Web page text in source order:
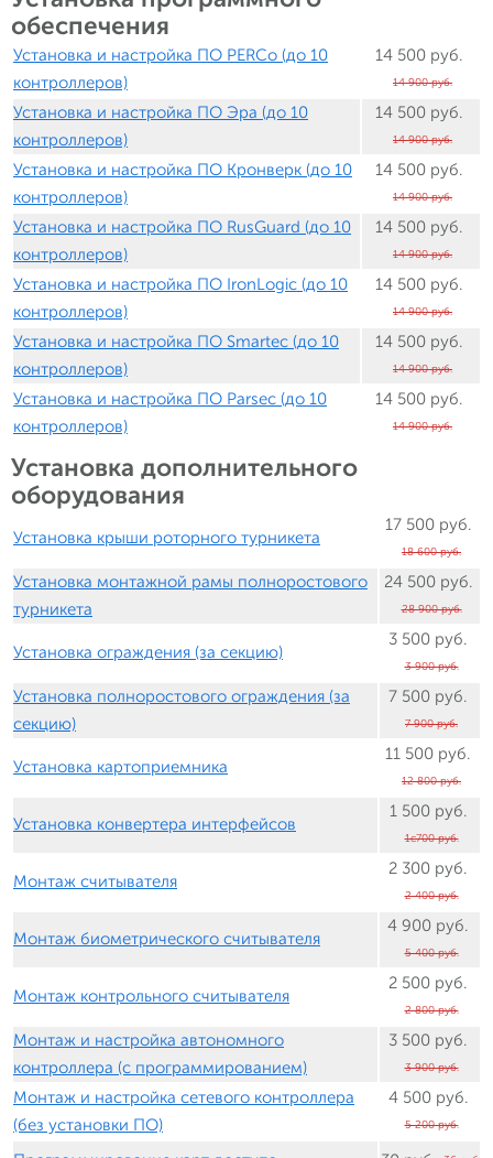
обеспечения
Установка и настройка ПО PERCo (до 10
контроллеров)
14 500 руб.
14 900 руб.
Установка и настройка ПО Эра (до 10
контроллеров)
14 500 руб.
14 900 руб.
Установка и настройка ПО Кронверк (до 10
контроллеров)
14 500 руб.
14 900 руб.
Установка и настройка ПО RusGuard (до 10
контроллеров)
14 500 руб.
14 900 руб.
Установка и настройка ПО IronLogic (до 10
контроллеров)
14 500 руб.
14 900 руб.
Установка и настройка ПО Smartec (до 10
контроллеров)
14 500 руб.
14 900 руб.
Установка и настройка ПО Parsec (до 10
контроллеров)
14 500 руб.
14 900 руб.
Установка дополнительного
оборудования
Установка крыши роторного турникета
17 500 руб.
18 600 руб.
Установка монтажной рамы полноростового
турникета
24 500 руб.
28 900 руб.
Установка ограждения (за секцию)
3 500 руб.
3 900 руб.
Установка полноростового ограждения (за
секцию)
7 500 руб.
7 900 руб.
Установка картоприемника
11 500 руб.
12 800 руб.
Установка конвертера интерфейсов
1 500 руб.
1с700 руб.
Монтаж считывателя
2 300 руб.
2 400 руб.
Монтаж биометрического считывателя
4 900 руб.
5 400 руб.
Монтаж контрольного считывателя
2 500 руб.
2 800 руб.
Монтаж и настройка автономного
контроллера (с программированием)
3 500 руб.
3 900 руб.
Монтаж и настройка сетевого контроллера
(без установки ПО)
4 500 руб.
5 200 руб.